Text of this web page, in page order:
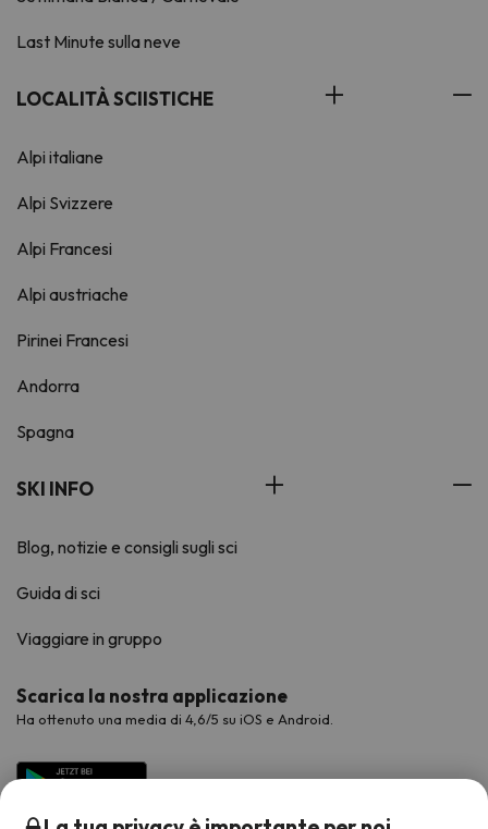
Last Minute sulla neve
LOCALITÀ SCIISTICHE
Alpi italiane
Alpi Svizzere
Alpi Francesi
Alpi austriache
Pirinei Francesi
Andorra
Spagna
SKI INFO
Blog, notizie e consigli sugli sci
Guida di sci
Viaggiare in gruppo
Scarica la nostra applicazione
Ha ottenuto una media di 4,6/5 su iOS e Android.